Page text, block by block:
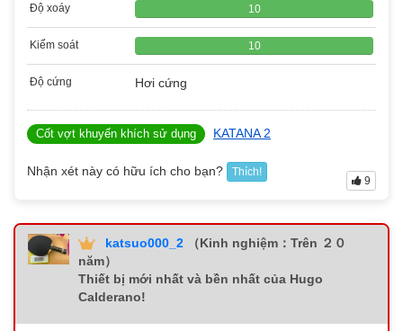
Độ xoáy 10
Kiểm soát 10
Độ cứng Hơi cứng
Cốt vợt khuyến khích sử dụng KATANA 2
Nhận xét này có hữu ích cho bạn? Thích!
9
katsuo000_2
（Kinh nghiệm：Trên ２０
năm）
Thiết bị mới nhất và bền nhất của Hugo
Calderano!